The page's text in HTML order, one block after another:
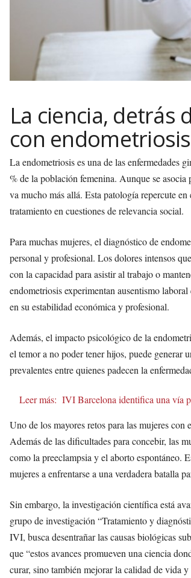
La ciencia, detrás
con endometriosis
La endometriosis es una de las enfermedades
% de la población femenina. Aunque se
va mucho más allá. Esta patología repercute
tratamiento en cuestiones de relevancia social.
Para muchas mujeres, el diagnóstico de
personal y profesional. Los dolores intensos
con la capacidad para asistir al trabajo o
endometriosis experimentan ausentismo
en su estabilidad económica y profesional.
Además, el impacto psicológico de la
el temor a no poder tener hijos, puede generar
prevalentes entre quienes padecen la
Leer más: IVI Barcelona identifica una vía
Uno de los mayores retos para las mujeres con
Además de las dificultades para concebir, las
como la preeclampsia y el aborto espontáneo.
mujeres a enfrentarse a una verdadera batalla
Sin embargo, la investigación científica está
grupo de investigación “Tratamiento y
IVI, busca desentrañar las causas biológicas
que “estos avances promueven una ciencia
curar, sino también mejorar la calidad de vida